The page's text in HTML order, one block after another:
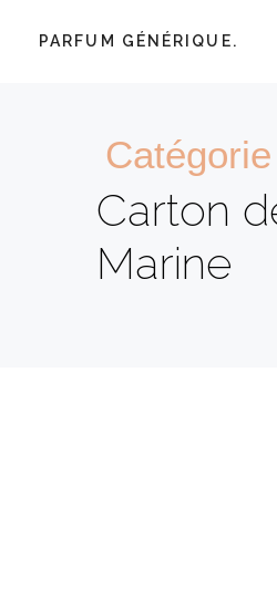
PARFUM GÉNÉRIQUE.
Catégorie
Carton
Marine